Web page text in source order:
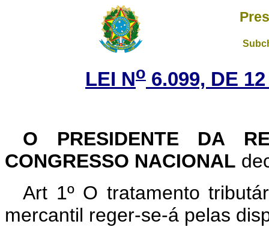
LEI No 6.099, DE
O PRESIDENTE DA
CONGRESSO NACIONAL
Art 1º O tratamento
mercantil reger-se-á pelas